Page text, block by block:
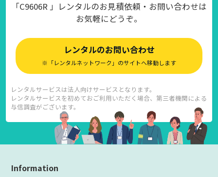
「C9606R 」レンタルのお見積依頼・お問い合わせは
お気軽にどうぞ。
レンタルのお問い合わせ
※「レンタルネットワーク」のサイトへ移動します
レンタルサービスは法人向けサービスとなります。
レンタルサービスを初めておご利用いただく場合、第三者機関による
与信調査がございます。
Information